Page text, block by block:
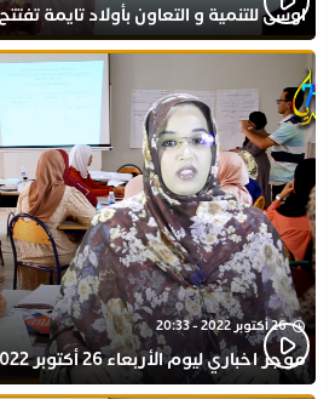
اوسى للتنمية و التعاون بأولاد تايمة
بذكرى المولد النبوي
26 أكتوبر 2022 - 20:33
موجز اخباري ليوم الأربعاء 26 أكتوبر 2022